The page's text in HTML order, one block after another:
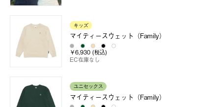
キッズ
マイティースウェット（Family）
￥6,930 (税込)
EC在庫なし
ユニセックス
マイティースウェット（Family）